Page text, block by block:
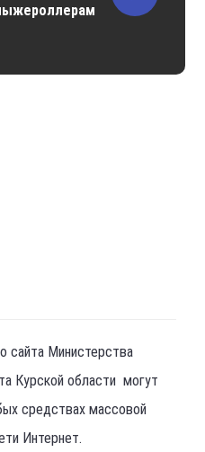
сайта Министерства
Курской области могут
средствах массовой
Интернет.